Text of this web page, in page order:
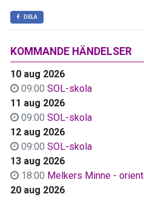
KOMMANDE HÄNDELSER
10 aug 2026
09:00 SOL-skola
11 aug 2026
09:00 SOL-skola
12 aug 2026
09:00 SOL-skola
13 aug 2026
18:00 Melkers Minne -
20 aug 2026
DELA